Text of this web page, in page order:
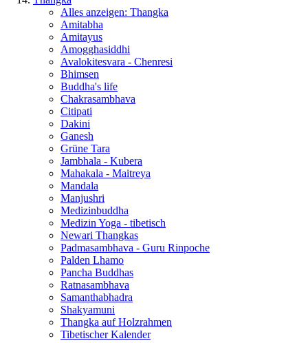
Alles anzeigen: Thangka
Amitabha
Amitayus
Amogghasiddhi
Avalokitesvara - Chenresi
Bhimsen
Buddha's life
Chakrasambhava
Citipati
Dakini
Ganesh
Grüne Tara
Jambhala - Kubera
Mahakala - Maitreya
Mandala
Manjushri
Medizinbuddha
Medizin Yoga - tibetisch
Newari Thangkas
Padmasambhava - Guru Rinpoche
Palden Lhamo
Pancha Buddhas
Ratnasambhava
Samanthabhadra
Shakyamuni
Thangka auf Holzrahmen
Tibetischer Kalender